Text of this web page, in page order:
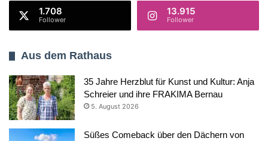
1.708
Follower
13.915
Follower
Aus dem Rathaus
35 Jahre Herzblut für Kunst und Kultur: Anja
Schreier und ihre FRAKIMA Bernau
5. August 2026
Süßes Comeback über den Dächern von